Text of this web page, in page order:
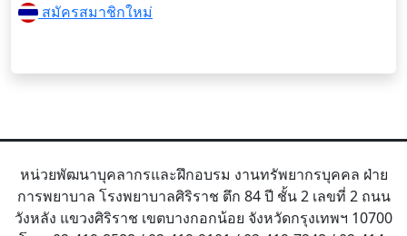
สมัครสมาชิกใหม่
หน่วยพัฒนาบุคลากรและฝึกอบรม งานทรัพยากรบุคคล ฝ่าย
การพยาบาล โรงพยาบาลศิริราช ตึก 84 ปี ชั้น 2 เลขที่ 2 ถนน
วังหลัง แขวงศิริราช เขตบางกอกน้อย จังหวัดกรุงเทพฯ 10700